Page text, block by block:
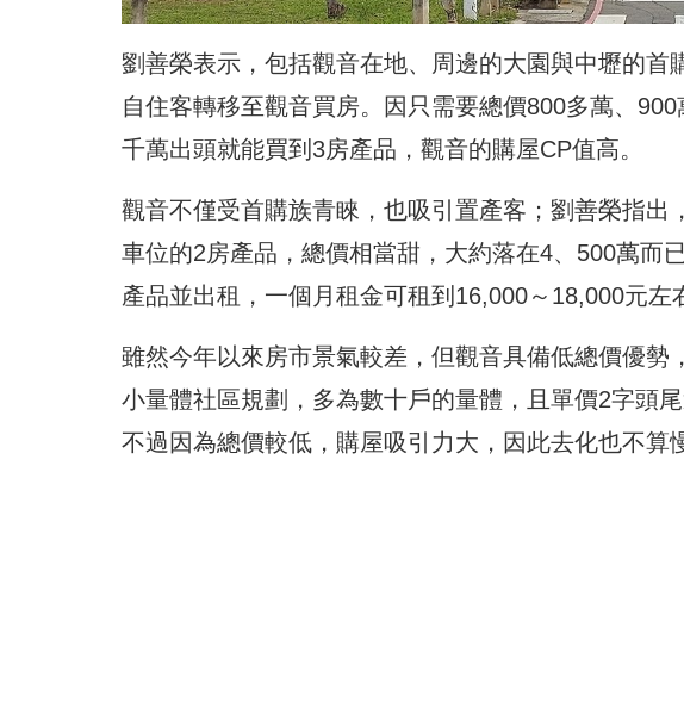
劉善榮表示，包括觀音在地、周邊的大園與中壢的首
自住客轉移至觀音買房。因只需要總價800多萬、
千萬出頭就能買到3房產品，觀音的購屋CP值高。
觀音不僅受首購族青睞，也吸引置產客；劉善榮指
車位的2房產品，總價相當甜，大約落在4、500萬而
產品並出租，一個月租金可租到16,000～18,000元左
雖然今年以來房市景氣較差，但觀音具備低總價優勢
小量體社區規劃，多為數十戶的量體，且單價2字頭
不過因為總價較低，購屋吸引力大，因此去化也不算